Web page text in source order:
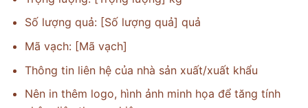
Số lượng quả: [Số lượng quả] quả
Mã vạch: [Mã vạch]
Thông tin liên hệ của nhà sản xuất/xuất khẩu
Nên in thêm logo, hình ảnh minh họa để tăng tính